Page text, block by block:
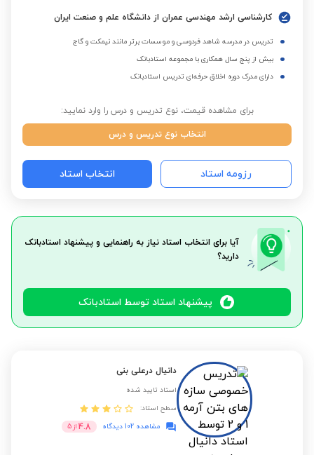
کارشناسی ارشد مهندسی عمران از دانشگاه علم و صنعت ایران
تدریس در مدرسه شاهد فردوسی و موسسات برتر مانند نیمکت و گاج
بیش از پنج سال همکاری با مجموعه استادبانک
دارای مدرک دوره اخلاق حرفه‌ای تدریس استادبانک
برای مشاهده قیمت، نوع تدریس و درس را وارد نمایید:
انتخاب نوع تدریس و درس
رزومه استاد انتخاب استاد
آیا برای انتخاب استاد نیاز به راهنمایی و پیشنهاد استادبانک
دارید؟
پیشنهاد استاد توسط استادبانک
دانیال درعلی بنی
استاد تایید شده
سطح استاد:
مشاهده 102 دیدگاه
4.8 از 5